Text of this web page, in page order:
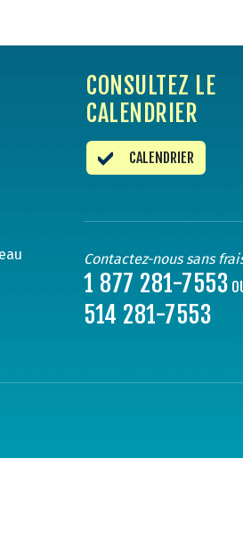
CONSULTEZ LE
CALENDRIER
CALENDRIER
Contactez-nous sans
1 877 281-7553
514 281-7553